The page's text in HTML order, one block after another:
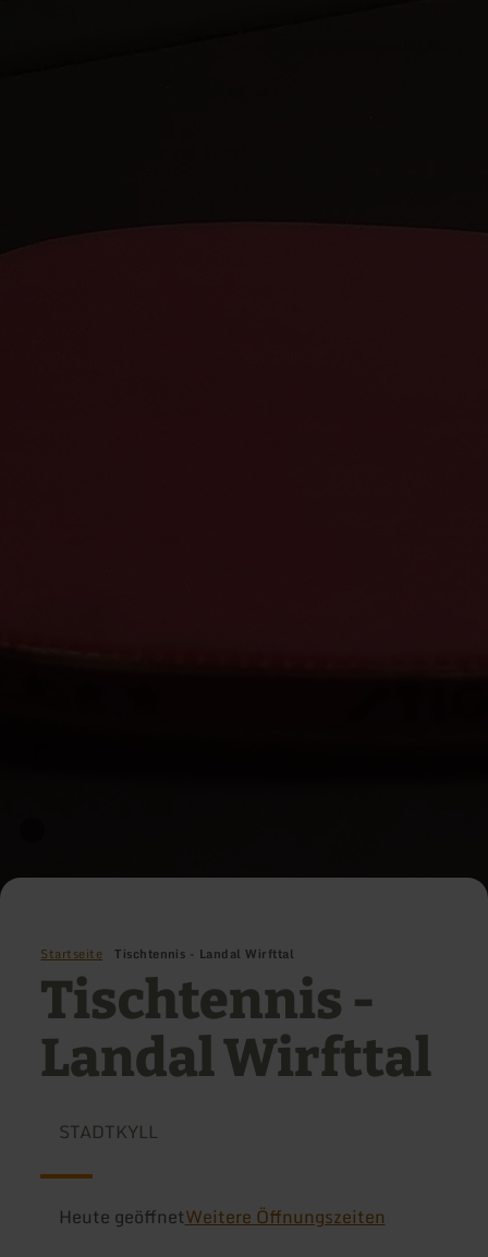
Startseite Tischtennis - Landal Wirfttal
Tischtennis -
Landal Wirfttal
STADTKYLL
Heute geöffnetWeitere Öffnungszeiten